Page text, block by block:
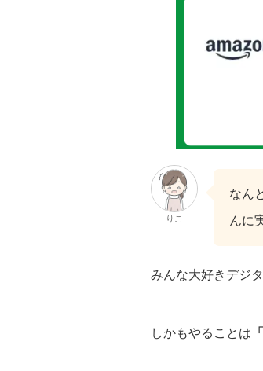
りこ
なん
んに
みんな大好きデジ
しかもやることは 「